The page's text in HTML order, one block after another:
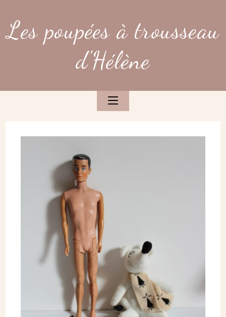
content
Les poupées à trousseau
d'Hélène